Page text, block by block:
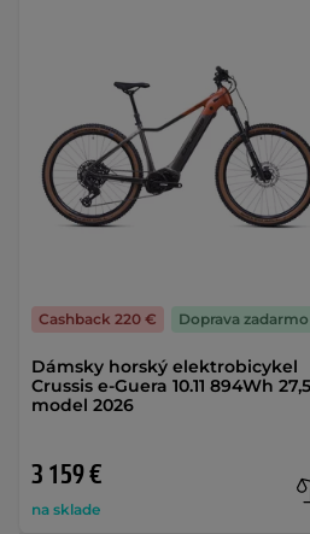
Dámsky horský elektrobicykel
Crussis e-Guera 10.11 894Wh
model 2026
3 159 €
na sklade
Cashback 220 € Doprava zadarmo